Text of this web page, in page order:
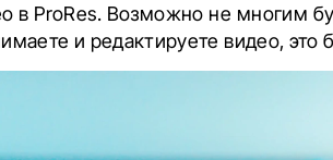
в ProRes. Возможно не многим
и редактируете видео, это